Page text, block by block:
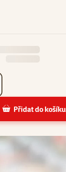
Přidat do košíku